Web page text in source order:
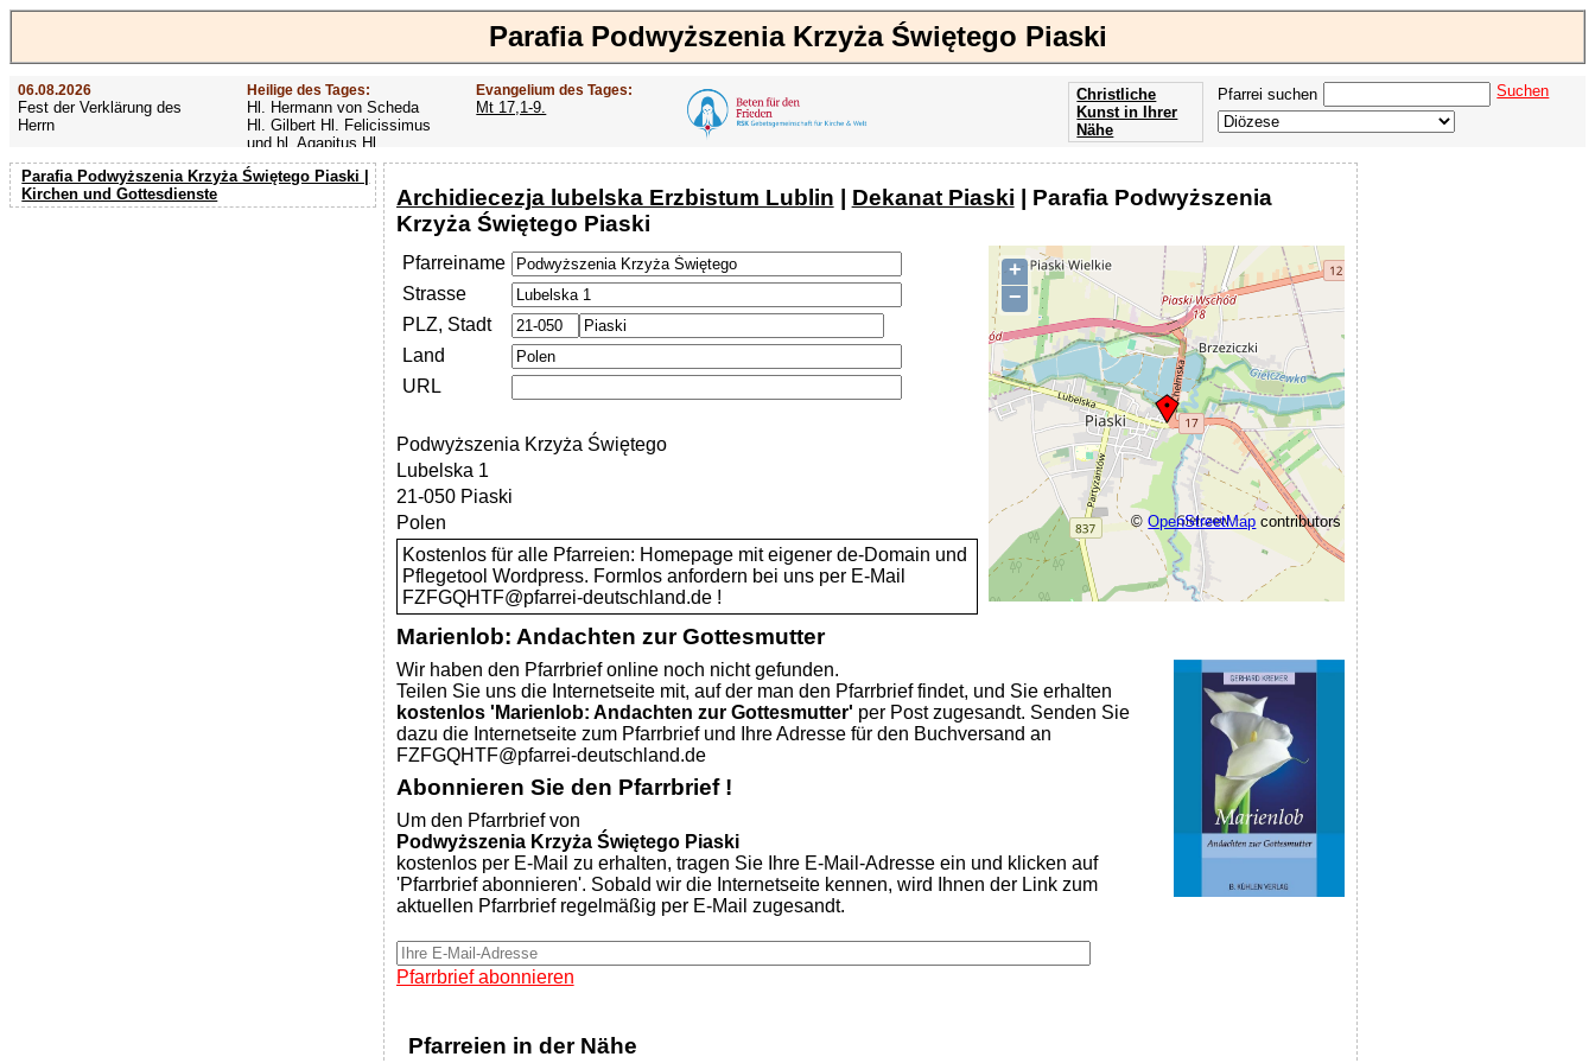
Parafia Podwyższenia Krzyża Świętego Piaski
06.08.2026
Fest der Verklärung des
Herrn
Heilige des Tages:
Hl. Hermann von Scheda
Hl. Gilbert Hl. Felicissimus
und hl. Agapitus Hl.
Gezelinus (Gozelin)
Evangelium des Tages:
Mt 17,1-9.
Pfarrei suchen Suchen
Christliche
Kunst in Ihrer
Nähe
Parafia Podwyższenia Krzyża Świętego Piaski |
Kirchen und Gottesdienste
Archidiecezja lubelska Erzbistum Lublin | Dekanat Piaski | Parafia Podwyższenia
Krzyża Świętego Piaski
+
−
©OpenStreetMap contributors
Pfarreiname
Strasse
PLZ, Stadt
Land
URL
Podwyższenia Krzyża Świętego
Lubelska 1
21-050 Piaski
Polen
Kostenlos für alle Pfarreien: Homepage mit eigener de-Domain und
Pflegetool Wordpress. Formlos anfordern bei uns per E-Mail
FZFGQHTF@pfarrei-deutschland.de !
Marienlob: Andachten zur Gottesmutter
Wir haben den Pfarrbrief online noch nicht gefunden.
Teilen Sie uns die Internetseite mit, auf der man den Pfarrbrief findet, und Sie erhalten
kostenlos 'Marienlob: Andachten zur Gottesmutter' per Post zugesandt. Senden Sie
dazu die Internetseite zum Pfarrbrief und Ihre Adresse für den Buchversand an
FZFGQHTF@pfarrei-deutschland.de
Abonnieren Sie den Pfarrbrief !
Um den Pfarrbrief von
Podwyższenia Krzyża Świętego Piaski
kostenlos per E-Mail zu erhalten, tragen Sie Ihre E-Mail-Adresse ein und klicken auf
'Pfarrbrief abonnieren'. Sobald wir die Internetseite kennen, wird Ihnen der Link zum
aktuellen Pfarrbrief regelmäßig per E-Mail zugesandt.
Pfarrbrief abonnieren
Pfarreien in der Nähe